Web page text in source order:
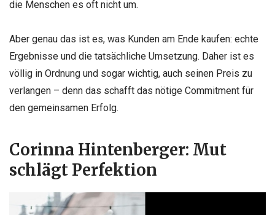
die Menschen es oft nicht um.
Aber genau das ist es, was Kunden am Ende kaufen: echte
Ergebnisse und die tatsächliche Umsetzung. Daher ist es
völlig in Ordnung und sogar wichtig, auch seinen Preis zu
verlangen – denn das schafft das nötige Commitment für
den gemeinsamen Erfolg.
Corinna Hintenberger: Mut
schlägt Perfektion